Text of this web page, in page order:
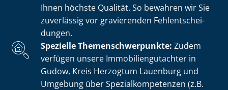
Ihnen höchste Qualität. So bewahren wir Sie
zuverlässig vor gravierenden Fehl­ent­schei­
dun­gen.
Spezielle The­men­schwer­punk­te: Zudem
verfügen unsere Im­mo­bi­li­en­gut­ach­ter in
Gudow, Kreis Herzogtum Lauenburg und
Umgebung über Spe­zi­al­kom­pe­ten­zen (z.B.